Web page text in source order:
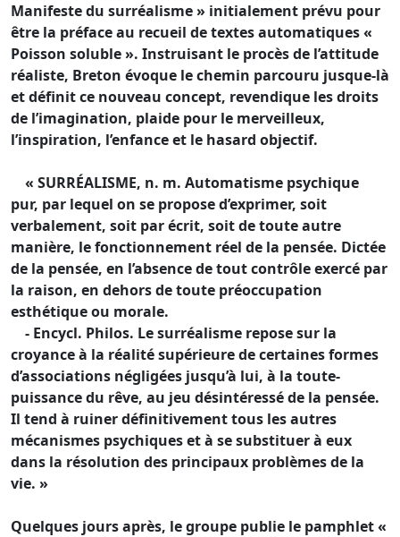
Manifeste du surréalisme » initialement prévu pour
être la préface au recueil de textes automatiques «
Poisson soluble ». Instruisant le procès de l’attitude
réaliste, Breton évoque le chemin parcouru jusque-là
et définit ce nouveau concept, revendique les droits
de l’imagination, plaide pour le merveilleux,
l’inspiration, l’enfance et le hasard objectif.
« SURRÉALISME, n. m. Automatisme psychique
pur, par lequel on se propose d’exprimer, soit
verbalement, soit par écrit, soit de toute autre
manière, le fonctionnement réel de la pensée. Dictée
de la pensée, en l’absence de tout contrôle exercé par
la raison, en dehors de toute préoccupation
esthétique ou morale.
- Encycl. Philos. Le surréalisme repose sur la
croyance à la réalité supérieure de certaines formes
d’associations négligées jusqu’à lui, à la toute-
puissance du rêve, au jeu désintéressé de la pensée.
Il tend à ruiner définitivement tous les autres
mécanismes psychiques et à se substituer à eux
dans la résolution des principaux problèmes de la
vie. »
Quelques jours après, le groupe publie le pamphlet «